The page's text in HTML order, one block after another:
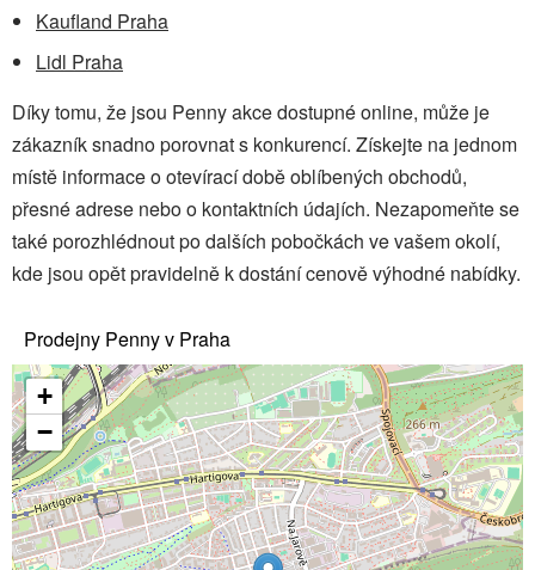
Kaufland Praha
Lidl Praha
Díky tomu, že jsou Penny akce dostupné online, může je
zákazník snadno porovnat s konkurencí. Získejte na jednom
místě informace o otevírací době oblíbených obchodů,
přesné adrese nebo o kontaktních údajích. Nezapomeňte se
také porozhlédnout po dalších pobočkách ve vašem okolí,
kde jsou opět pravidelně k dostání cenově výhodné nabídky.
Prodejny Penny v Praha
+
−